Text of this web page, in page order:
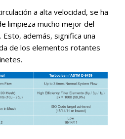
a alta velocidad, se ha
limpieza mucho mejor del
además, significa una
de los elementos rotantes